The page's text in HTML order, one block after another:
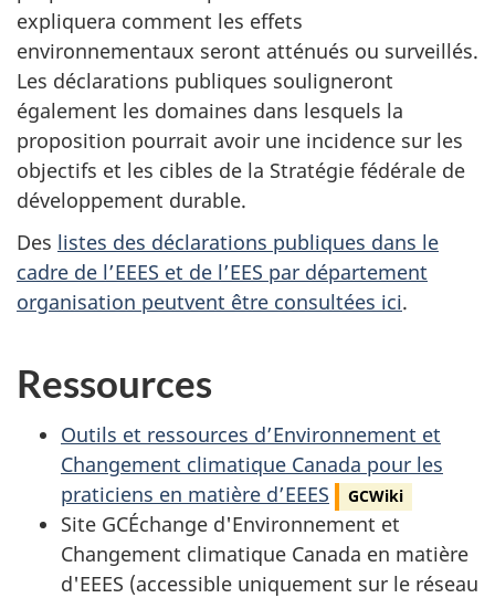
expliquera comment les effets
environnementaux seront atténués ou surveillés.
Les déclarations publiques souligneront
également les domaines dans lesquels la
proposition pourrait avoir une incidence sur les
objectifs et les cibles de la Stratégie fédérale de
développement durable.
Des listes des déclarations publiques dans le
cadre de l’EEES et de l’EES par département
organisation peutvent être consultées ici.
Ressources
Outils et ressources d’Environnement et
Changement climatique Canada pour les
praticiens en matière d’EEES
GCWiki
Site GCÉchange d'Environnement et
Changement climatique Canada en matière
d'EEES (accessible uniquement sur le réseau